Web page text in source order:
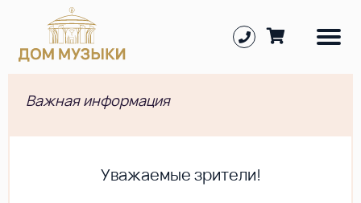
Важная информация
Уважаемые зрители!